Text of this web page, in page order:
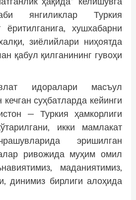
янгиликлар Туркия
хушхабарни
зиёлийлари ниҳоятда
қабул қилганининг гувоҳи
идоралари масъул
суҳбатларда кейинги
— Туркия ҳамкорлиги
икки мамлакат
эришилган
ривожида муҳим омил
маданиятимиз,
динимиз бирлиги алоҳида